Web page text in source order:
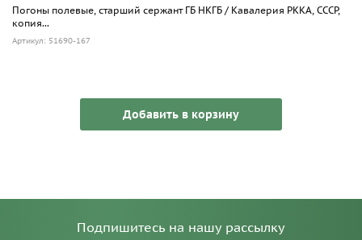
Погоны полевые, старший сержант ГБ НКГБ / Кавалерия РККА, СССР,
копия...
Артикул: 51690-167
Добавить в корзину
Подпишитесь на нашу рассылку